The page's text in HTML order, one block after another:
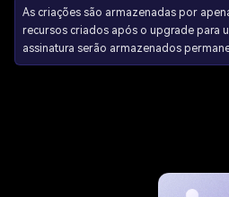
As criações são armazenadas por
recursos criados após o upgrade para
assinatura serão armazenados